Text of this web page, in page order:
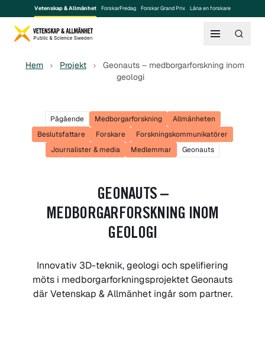
Vetenskap & Allmänhet ForskarFredag Forskar Grand Prix Låna en forskare
Hem Projekt
Geonauts – medborgarforskning inom
geologi
Pågående Medborgarforskning
Allmänheten
Beslutsfattare
Forskare
Forskningskommunikatörer
Journalister & media
Medlemmar Geonauts
GEONAUTS –
MEDBORGARFORSKNING INOM
GEOLOGI
Innovativ 3D-teknik, geologi och spelifiering
möts i medborgarforkningsprojektet Geonauts
där Vetenskap & Allmänhet ingår som partner.